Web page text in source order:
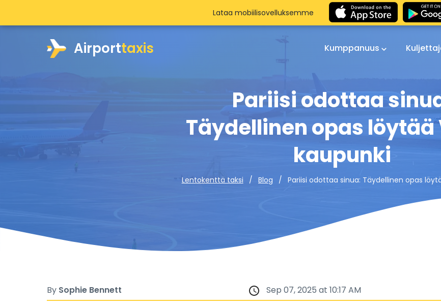
Airporttaxis Kumppanuus
Pariisi odottaa
Täydellinen opas löytää
kaupunki
Lentokenttä taksi Blog Pariisi odottaa sinua: Täydellinen opas
Lataa mobiilisovelluksemme
By Sophie Bennett Sep 07, 2025 at 10:17 AM